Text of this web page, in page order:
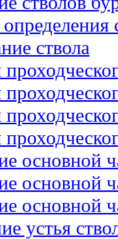
ствола
основной
основной
основной
устья